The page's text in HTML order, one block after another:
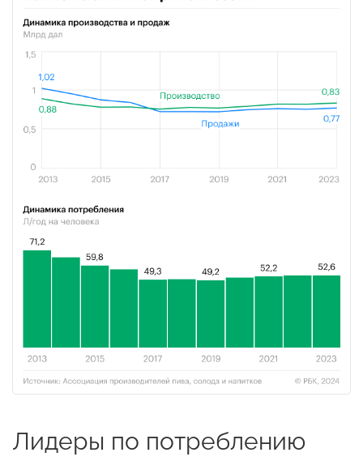
Лидеры по потреблению